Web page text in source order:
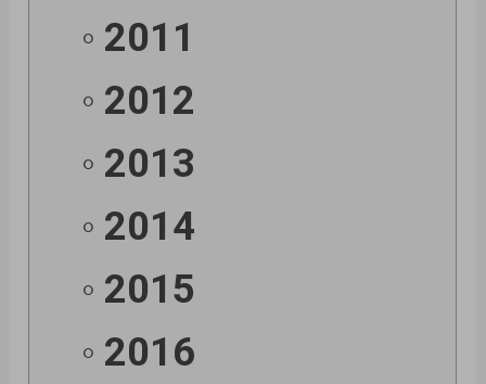
2011
2012
2013
2014
2015
2016